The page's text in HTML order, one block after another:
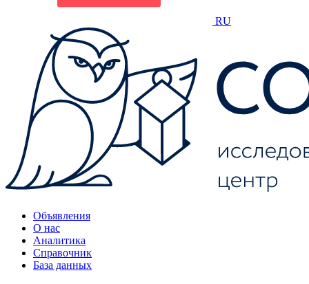
RU
Объявления
О нас
Аналитика
Справочник
База данных